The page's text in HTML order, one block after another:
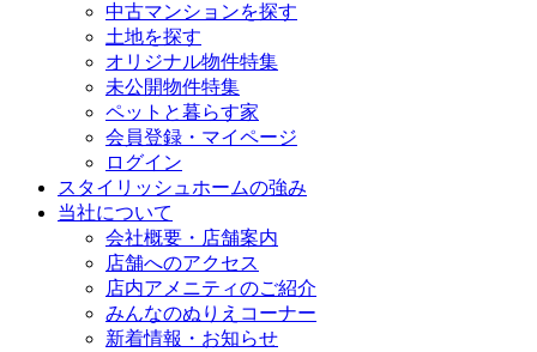
中古マンションを探す
土地を探す
オリジナル物件特集
未公開物件特集
ペットと暮らす家
会員登録・マイページ
ログイン
スタイリッシュホームの強み
当社について
会社概要・店舗案内
店舗へのアクセス
店内アメニティのご紹介
みんなのぬりえコーナー
新着情報・お知らせ